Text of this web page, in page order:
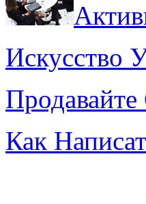
Искусство
Как